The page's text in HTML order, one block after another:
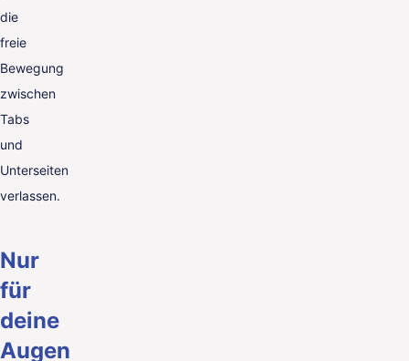
die
freie
Bewegung
zwischen
Tabs
und
Unterseiten
verlassen.
Nur
für
deine
Augen